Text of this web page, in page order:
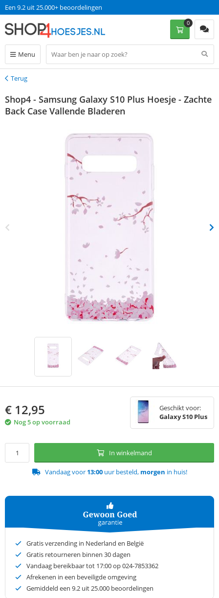
Een 9.2 uit 25.000+ beoordelingen
Menu
0
Terug
Terug
Shop4 - Samsung Galaxy S10 Plus Hoesje - Zachte
Back Case Vallende Bladeren
€ 12,95
Nog 5 op voorraad
Geschikt voor:
Galaxy S10 Plus
In winkelmand
Vandaag voor 13:00uur besteld, morgen in huis!
Gratis verzending in Nederland en België
Gratis retourneren binnen 30 dagen
Vandaag bereikbaar tot 17:00 op 024-7853362
Afrekenen in een beveiligde omgeving
Gemiddeld een 9.2 uit 25.000 beoordelingen